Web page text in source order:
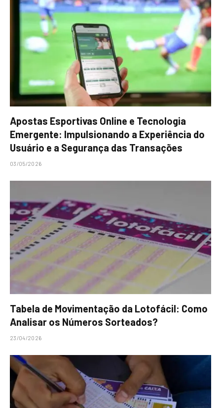
Apostas Esportivas Online e Tecnologia
Emergente: Impulsionando a Experiência do
Usuário e a Segurança das Transações
03/05/2026
Tabela de Movimentação da Lotofácil: Como
Analisar os Números Sorteados?
23/04/2026